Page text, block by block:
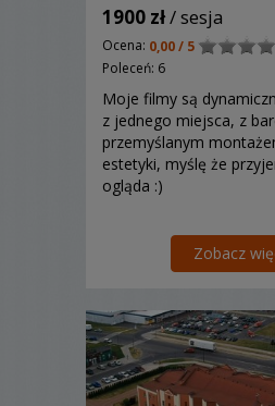
1900 zł/ sesja
Ocena: 0,00 / 5
Poleceń: 6
Moje filmy są
z jednego miejsca, z
przemyślanym
estetyki, myślę że
ogląda :)
Zobacz